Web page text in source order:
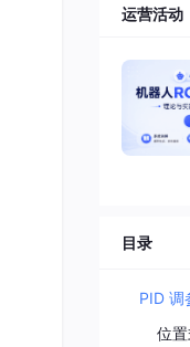
运营活动
目录
位